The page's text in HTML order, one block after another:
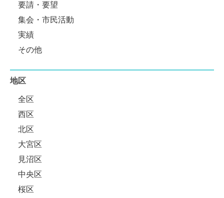
要請・要望
集会・市民活動
実績
その他
地区
全区
西区
北区
大宮区
見沼区
中央区
桜区